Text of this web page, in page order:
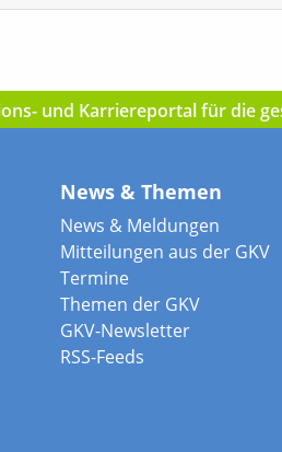
und Karriereportal für die
News & Themen
News & Meldungen
Mitteilungen aus der GKV
Termine
Themen der GKV
GKV-Newsletter
RSS-Feeds